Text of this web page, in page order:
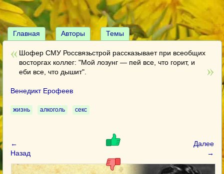
Главная Авторы Темы
Шофер СМУ Россвязьстрой рассказывает при всеобщих
восторгах коллег: "Мой лозунг — пей все, что горит, и
еби все, что дышит".
Венедикт Ерофеев
жизнь алкоголь секс
←
Назад
Далее
→